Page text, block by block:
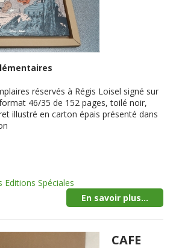
réservés à Régis Loisel signé sur
46/35 de 152 pages, toilé noir,
illustré en carton épais présenté dans
Editions Spéciales
En savoir plus...
CAFE